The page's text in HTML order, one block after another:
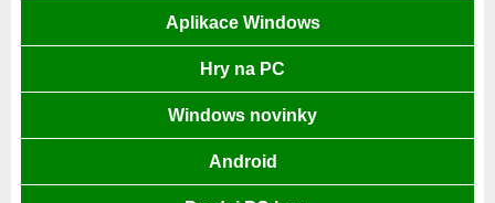
Aplikace Windows
Hry na PC
Windows novinky
Android